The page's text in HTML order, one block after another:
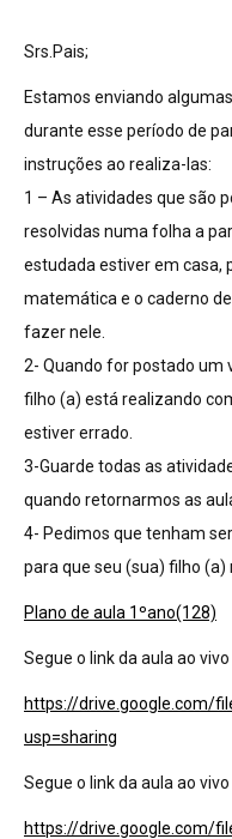
Srs.Pais;
Estamos enviando
durante esse período de
instruções ao realiza-las:
1 – As atividades que são
resolvidas numa folha a
estudada estiver em casa,
matemática e o caderno
fazer nele.
2- Quando for postado um
filho (a) está realizando
estiver errado.
3-Guarde todas as
quando retornarmos as
4- Pedimos que tenham
para que seu (sua) filho
Plano de aula 1ºano(128)
Segue o link da aula ao
https://drive.google.com/
usp=sharing
Segue o link da aula ao
https://drive.google.com/